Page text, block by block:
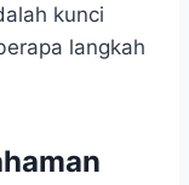
kunci
langkah